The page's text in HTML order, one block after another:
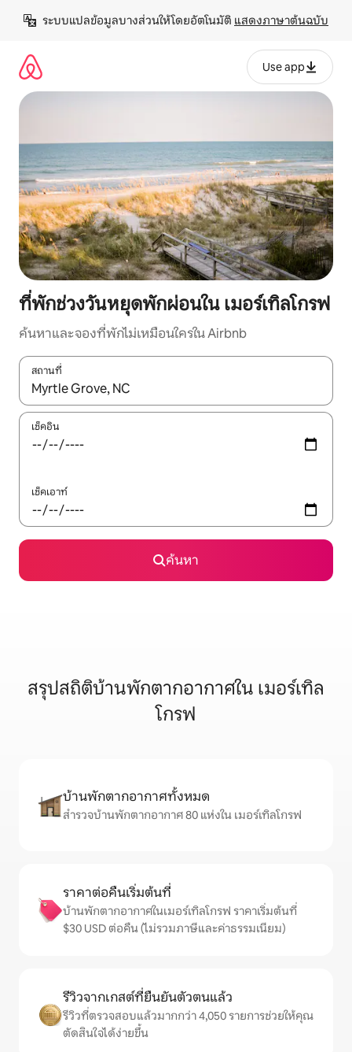
เนื้อหา
ระบบแปลข้อมูลบางส่วนให้โดยอัตโนมัติ แสดงภาษาต้นฉบับ
Use app
ที่พักช่วงวันหยุดพักผ่อนใน เมอร์เทิลโกรฟ
ค้นหาและจองที่พักไม่เหมือนใครใน Airbnb
สถานที่
ใช้ลูกศรขึ้นลง หรือใช้การสัมผัสหรือปัด เพื่อสำรวจผลการค้นหา
เช็คอิน
เช็คเอาท์
ค้นหา
สรุปสถิติบ้านพักตากอากาศใน เมอร์เทิล
โกรฟ
บ้านพักตากอากาศทั้งหมด
สำรวจบ้านพักตากอากาศ 80 แห่งใน เมอร์เทิลโกรฟ
ราคาต่อคืนเริ่มต้นที่
บ้านพักตากอากาศในเมอร์เทิลโกรฟ ราคาเริ่มต้นที่
$30 USD ต่อคืน (ไม่รวมภาษีและค่าธรรมเนียม)
รีวิวจากเกสต์ที่ยืนยันตัวตนแล้ว
รีวิวที่ตรวจสอบแล้วมากกว่า 4,050 รายการช่วยให้คุณ
ตัดสินใจได้ง่ายขึ้น